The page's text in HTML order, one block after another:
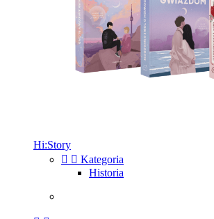
Hi:Story
  Kategoria
Historia